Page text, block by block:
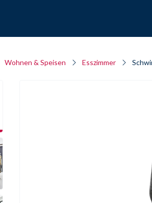
Wohnen & Speisen Esszimmer